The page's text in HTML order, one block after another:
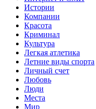
Истории
Компании
Красота
Криминал
Культура
Легкая атлетика
Летние виды спорта
Личный счет
Любовь
Люди
Места
Мир